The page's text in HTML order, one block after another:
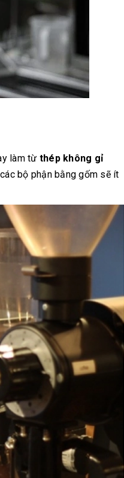
làm từ thép không gỉ
bộ phận bằng gốm sẽ ít